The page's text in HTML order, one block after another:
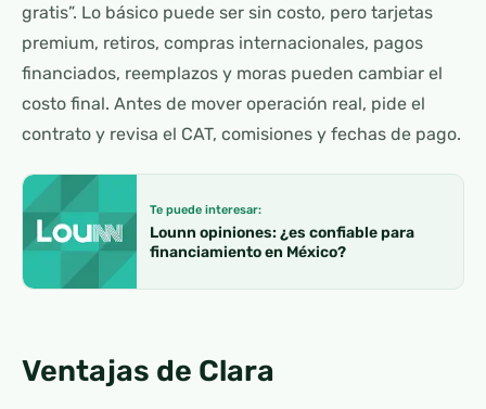
gratis”. Lo básico puede ser sin costo, pero tarjetas
premium, retiros, compras internacionales, pagos
financiados, reemplazos y moras pueden cambiar el
costo final. Antes de mover operación real, pide el
contrato y revisa el CAT, comisiones y fechas de pago.
Te puede interesar:
Lounn opiniones: ¿es confiable para
financiamiento en México?
Ventajas de Clara